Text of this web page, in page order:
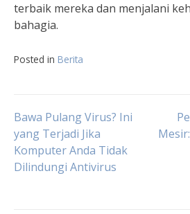
terbaik mereka dan menjalani
bahagia.
Posted in Berita
Post
navigation
Bawa Pulang Virus? Ini
yang Terjadi Jika
Komputer Anda Tidak
Dilindungi Antivirus